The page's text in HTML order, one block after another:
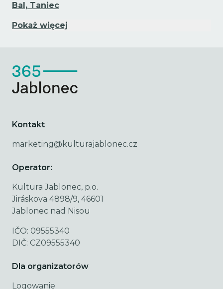
Bal, Taniec
Pokaż więcej
Kontakt
marketing@kulturajablonec.cz
Operator:
Kultura Jablonec, p.o.
Jiráskova 4898/9, 46601
Jablonec nad Nisou
IČO: 09555340
DIČ: CZ09555340
Dla organizatorów
Logowanie